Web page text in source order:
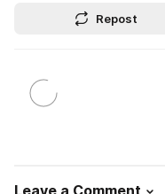
Repost
Leave a Comment